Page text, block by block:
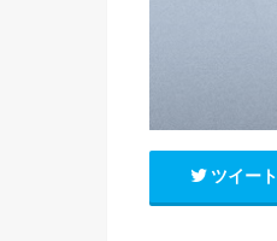
ツイート